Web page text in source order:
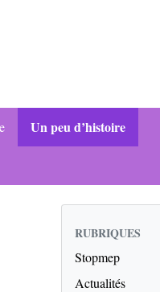
Un peu d’histoire
RUBRIQUES
Stopmep
Actualités